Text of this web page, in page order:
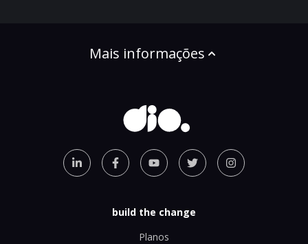
Mais informações
build the change
Planos